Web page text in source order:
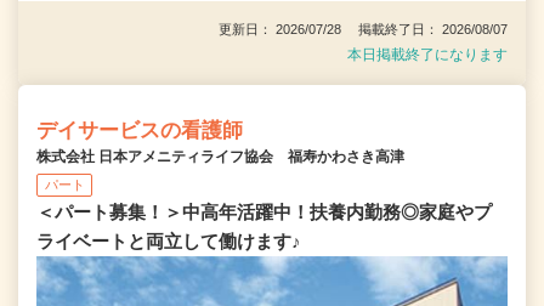
更新日： 2026/07/28 掲載終了日： 2026/08/07
本日掲載終了になります
デイサービスの看護師
株式会社 日本アメニティライフ協会 福寿かわさき高津
パート
＜パート募集！＞中高年活躍中！扶養内勤務◎家庭やプ
ライベートと両立して働けます♪